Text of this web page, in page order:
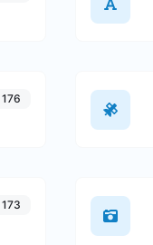
176
173